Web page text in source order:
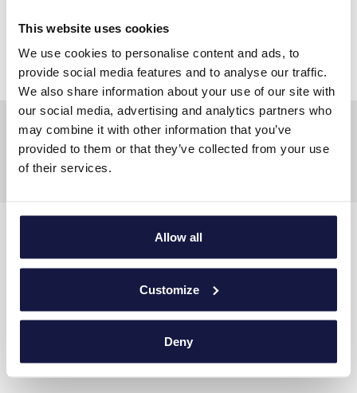
This website uses cookies
We use cookies to personalise content and ads, to
provide social media features and to analyse our traffic.
We also share information about your use of our site with
our social media, advertising and analytics partners who
may combine it with other information that you’ve
provided to them or that they’ve collected from your use
of their services.
Allow all
Customize
Deny
your own pace
ΕΠΙΚΟΙΝΩΝΗΣΤΕ ΜΑΖΙ ΜΑΣ
Τηλ:+30 28975 02500
contact@lyttosbeach.gr